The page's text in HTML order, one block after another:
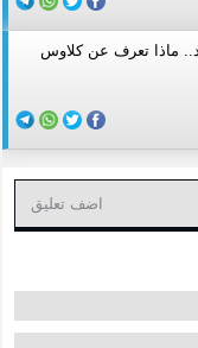
ماذا تعرف عن كلاوس
اضف تعليق